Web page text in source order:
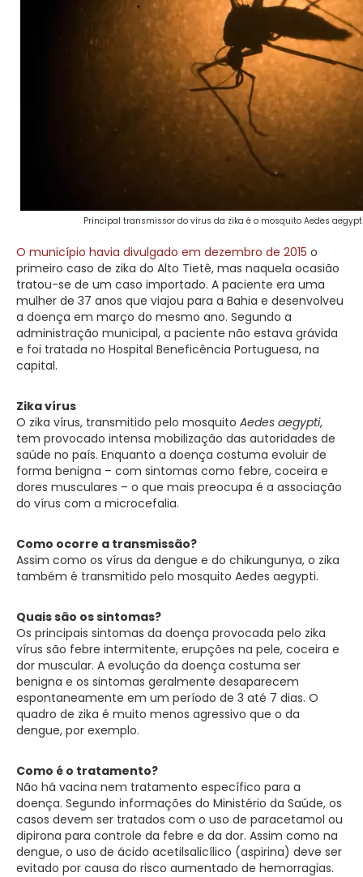
Principal transmissor do vírus da zika é o mosquito Aedes
O município havia divulgado em dezembro de 2015 o
primeiro caso de zika do Alto Tietê, mas naquela ocasião
tratou-se de um caso importado. A paciente era uma
mulher de 37 anos que viajou para a Bahia e desenvolveu
a doença em março do mesmo ano. Segundo a
administração municipal, a paciente não estava grávida
e foi tratada no Hospital Beneficência Portuguesa, na
capital.
Zika vírus
O zika vírus, transmitido pelo mosquito Aedes aegypti,
tem provocado intensa mobilização das autoridades de
saúde no país. Enquanto a doença costuma evoluir de
forma benigna – com sintomas como febre, coceira e
dores musculares – o que mais preocupa é a associação
do vírus com a microcefalia.
Como ocorre a transmissão?
Assim como os vírus da dengue e do chikungunya, o zika
também é transmitido pelo mosquito Aedes aegypti.
Quais são os sintomas?
Os principais sintomas da doença provocada pelo zika
vírus são febre intermitente, erupções na pele, coceira e
dor muscular. A evolução da doença costuma ser
benigna e os sintomas geralmente desaparecem
espontaneamente em um período de 3 até 7 dias. O
quadro de zika é muito menos agressivo que o da
dengue, por exemplo.
Como é o tratamento?
Não há vacina nem tratamento específico para a
doença. Segundo informações do Ministério da Saúde, os
casos devem ser tratados com o uso de paracetamol ou
dipirona para controle da febre e da dor. Assim como na
dengue, o uso de ácido acetilsalicílico (aspirina) deve ser
evitado por causa do risco aumentado de hemorragias.